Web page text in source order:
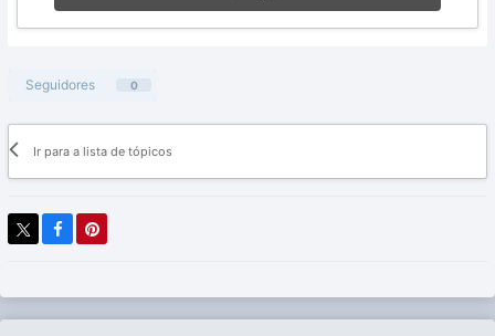
Seguidores 0
Ir para a lista de tópicos